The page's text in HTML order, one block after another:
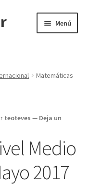
Menú
Matemáticas
teoteves — Deja un
Medio
2017